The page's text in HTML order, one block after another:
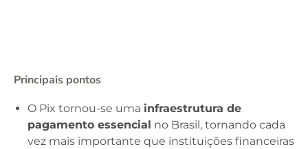
Principais pontos
O Pix tornou-se uma infraestrutura de
pagamento essencial no Brasil, tornando cada
vez mais importante que instituições financeiras